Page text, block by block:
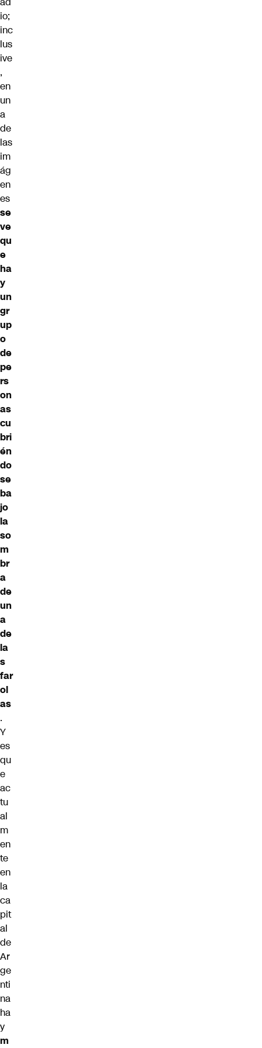
io;
inc
lus
ive
,
en
un
a
de
las
im
ág
en
es
se
ve
qu
e
ha
y
un
gr
up
o
de
pe
rs
on
as
cu
bri
én
do
se
ba
jo
la
so
m
br
a
de
un
a
de
la
s
far
ol
as
.
Y
es
qu
e
ac
tu
al
m
en
te
en
la
ca
pit
al
de
Ar
ge
nti
na
ha
y
m